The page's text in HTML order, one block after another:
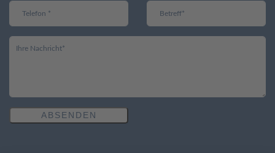
ABSENDEN